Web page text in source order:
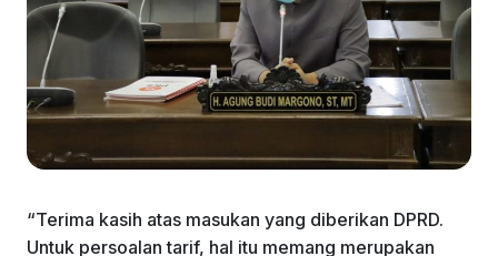
“Terima kasih atas masukan yang diberikan DPRD.
Untuk persoalan tarif, hal itu memang merupakan